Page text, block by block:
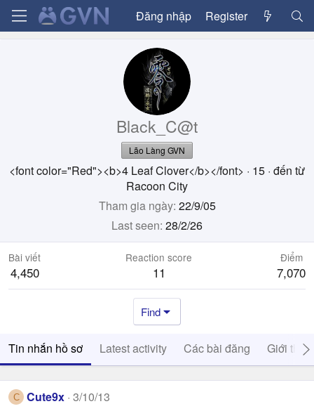
Đăng nhập Register
Black_C@t
Lão Làng GVN
<font color="Red"><b>4 Leaf Clover</b></font> · 15 · đến từ
Racoon City
Tham gia ngày 22/9/05
Last seen 28/2/26
Bài viết
4,450
Reaction score
11
Điểm
7,070
Find
Tin nhắn hồ sơ Latest activity Các bài đăng Giới thiệu
C Cute9x 3/10/13